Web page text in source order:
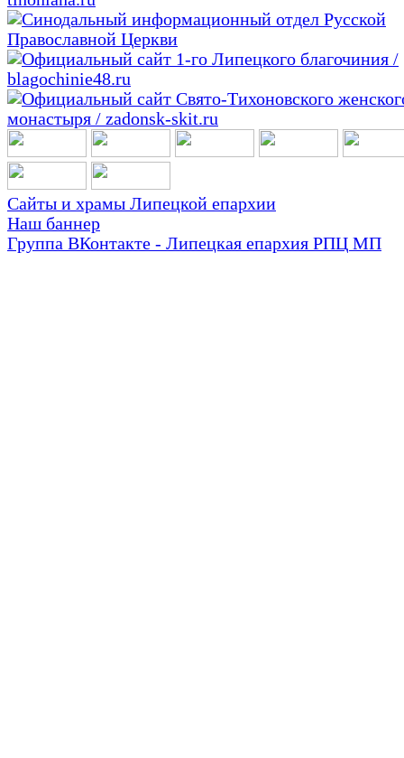
Сайты и храмы Липецкой епархии
Наш баннер
Группа ВКонтакте - Липецкая епархия РПЦ МП